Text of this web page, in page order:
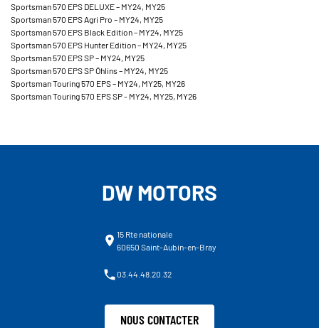
Sportsman 570 EPS DELUXE – MY24, MY25
Sportsman 570 EPS Agri Pro – MY24, MY25
Sportsman 570 EPS Black Edition – MY24, MY25
Sportsman 570 EPS Hunter Edition – MY24, MY25
Sportsman 570 EPS SP – MY24, MY25
Sportsman 570 EPS SP Öhlins – MY24, MY25
Sportsman Touring 570 EPS – MY24, MY25, MY26
Sportsman Touring 570 EPS SP - MY24, MY25, MY26
DW MOTORS
15 Rte nationale
60650 Saint-Aubin-en-Bray
03.44.48.20.32
NOUS CONTACTER